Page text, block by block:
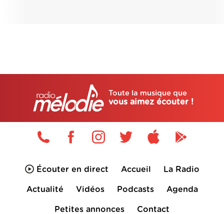
Toute la musique que
vous aimez écouter !
Écouter en direct Accueil La Radio
Actualité Vidéos Podcasts Agenda
Petites annonces Contact